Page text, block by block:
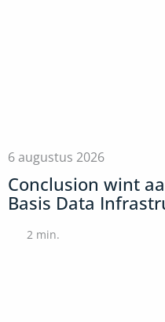
6 augustus 2026
Conclusion wint
Basis Data
2 min.